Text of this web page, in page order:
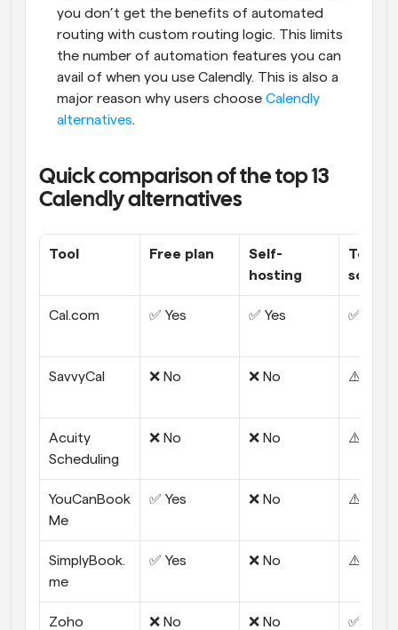
you don’t get the benefits of automated
routing with custom routing logic. This limits
the number of automation features you can
avail of when you use Calendly. This is also a
major reason why users choose Calendly
alternatives.
Quick comparison of the top 13
Calendly alternatives
Tool Free plan
Self-
hosting
Team
Cal.com ✅ Yes ✅ Yes ✅
SavvyCal ❌ No ❌ No ⚠️
Acuity
Scheduling
❌ No ❌ No ⚠️
YouCanBook
Me
✅ Yes ❌ No ⚠️
SimplyBook.
me
✅ Yes ❌ No ⚠️
Zoho
❌ No ❌ No ✅